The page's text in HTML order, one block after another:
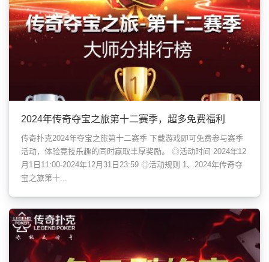
2024年传奇夺宝之旅第十二赛季，超多免费福利
传奇扑克2024年夺宝之旅第十二赛季 下载游戏即可免费参与赛季
活动，体验竞技乐趣的同时赢取丰厚奖励。 ◎活动时间 2024年12
月1日11:00-2024年12月31日23:59 ◎活动规则 1、2024年传奇夺
宝之旅第十...